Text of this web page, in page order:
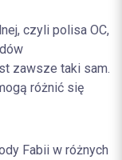
czyli polisa OC,
zawsze taki sam.
różnić się
Fabii w różnych